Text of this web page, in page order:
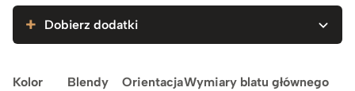
Dobierz dodatki
Kolor Blendy OrientacjaWymiary blatu głównego